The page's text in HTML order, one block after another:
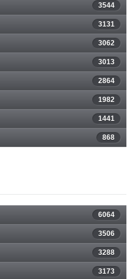
3544
3131
3062
3013
2864
1982
1441
868
6064
3506
3288
3173